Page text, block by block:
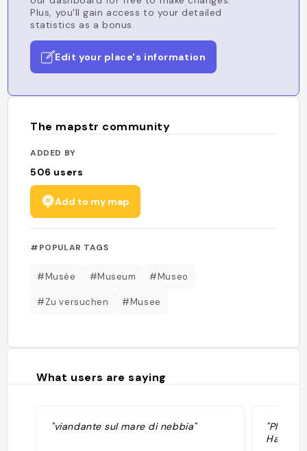
Plus, you'll gain access to your detailed
statistics as a bonus.
Edit your place's information
The mapstr community
ADDED BY
506 users
Add to my map
#POPULAR TAGS
#Musée #Museum #Museo
#Zu versuchen #Musee
What users are saying
"viandante sul mare di nebbia"
"Plus